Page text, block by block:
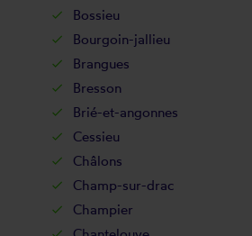
Bossieu
Bourgoin-jallieu
Brangues
Bresson
Brié-et-angonnes
Cessieu
Châlons
Champ-sur-drac
Champier